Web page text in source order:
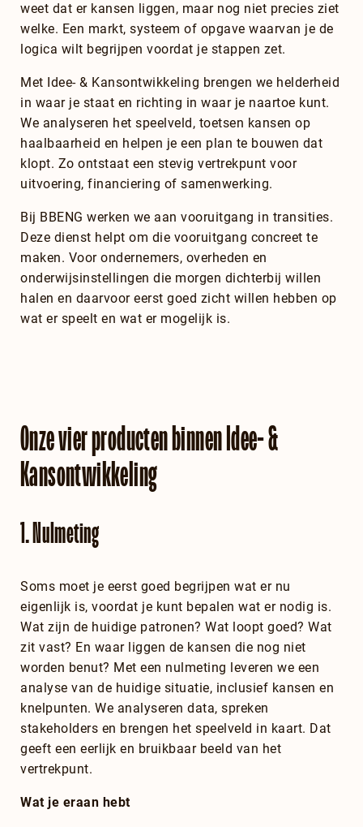
weet dat er kansen liggen, maar nog niet precies ziet
welke. Een markt, systeem of opgave waarvan je de
logica wilt begrijpen voordat je stappen zet.
Met Idee- & Kansontwikkeling brengen we helderheid
in waar je staat en richting in waar je naartoe kunt.
We analyseren het speelveld, toetsen kansen op
haalbaarheid en helpen je een plan te bouwen dat
klopt. Zo ontstaat een stevig vertrekpunt voor
uitvoering, financiering of samenwerking.
Bij BBENG werken we aan vooruitgang in transities.
Deze dienst helpt om die vooruitgang concreet te
maken. Voor ondernemers, overheden en
onderwijsinstellingen die morgen dichterbij willen
halen en daarvoor eerst goed zicht willen hebben op
wat er speelt en wat er mogelijk is.
Onze vier producten binnen Idee- &
Kansontwikkeling
1. Nulmeting
Soms moet je eerst goed begrijpen wat er nu
eigenlijk is, voordat je kunt bepalen wat er nodig is.
Wat zijn de huidige patronen? Wat loopt goed? Wat
zit vast? En waar liggen de kansen die nog niet
worden benut? Met een nulmeting leveren we een
analyse van de huidige situatie, inclusief kansen en
knelpunten. We analyseren data, spreken
stakeholders en brengen het speelveld in kaart. Dat
geeft een eerlijk en bruikbaar beeld van het
vertrekpunt.
Wat je eraan hebt